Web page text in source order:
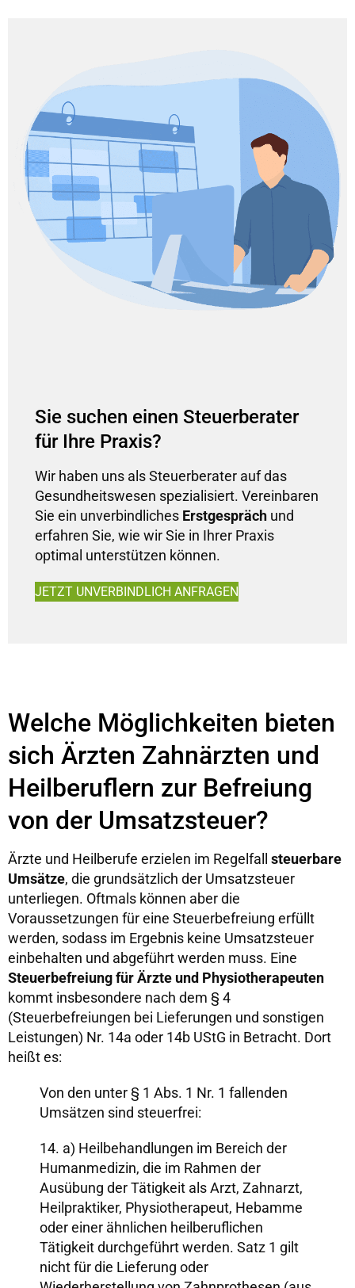
Sie suchen einen Steuerberater
für Ihre Praxis?
Wir haben uns als Steuerberater auf das
Gesundheitswesen spezialisiert. Vereinbaren
Sie ein unverbindliches Erstgespräch und
erfahren Sie, wie wir Sie in Ihrer Praxis
optimal unterstützen können.
JETZT UNVERBINDLICH ANFRAGEN
Welche Möglichkeiten bieten
sich Ärzten Zahnärzten und
Heilberuflern zur Befreiung
von der Umsatzsteuer?
Ärzte und Heilberufe erzielen im Regelfall steuerbare
Umsätze, die grundsätzlich der Umsatzsteuer
unterliegen. Oftmals können aber die
Voraussetzungen für eine Steuerbefreiung erfüllt
werden, sodass im Ergebnis keine Umsatzsteuer
einbehalten und abgeführt werden muss. Eine
Steuerbefreiung für Ärzte und Physiotherapeuten
kommt insbesondere nach dem § 4
(Steuerbefreiungen bei Lieferungen und sonstigen
Leistungen) Nr. 14a oder 14b UStG in Betracht. Dort
heißt es:
Von den unter § 1 Abs. 1 Nr. 1 fallenden
Umsätzen sind steuerfrei:
14. a) Heilbehandlungen im Bereich der
Humanmedizin, die im Rahmen der
Ausübung der Tätigkeit als Arzt, Zahnarzt,
Heilpraktiker, Physiotherapeut, Hebamme
oder einer ähnlichen heilberuflichen
Tätigkeit durchgeführt werden. Satz 1 gilt
nicht für die Lieferung oder